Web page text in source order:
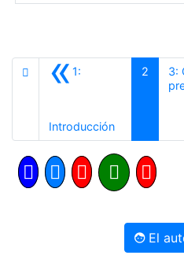
«1:
IntroducciónAnterior
2
3:
El